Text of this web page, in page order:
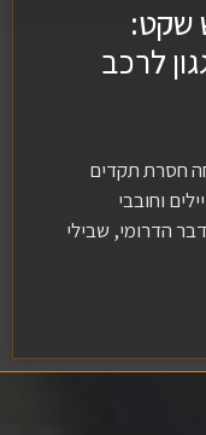
שקט:
לרכב
חסרת תקדים
וחובבי
הדרומי, שבילי